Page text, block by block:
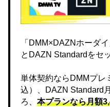
「DMM×DAZNホーダ
とDAZN Standardをセ
単体契約ならDMMプレ
込）、DAZN Standard
ろ、 本プランなら月額